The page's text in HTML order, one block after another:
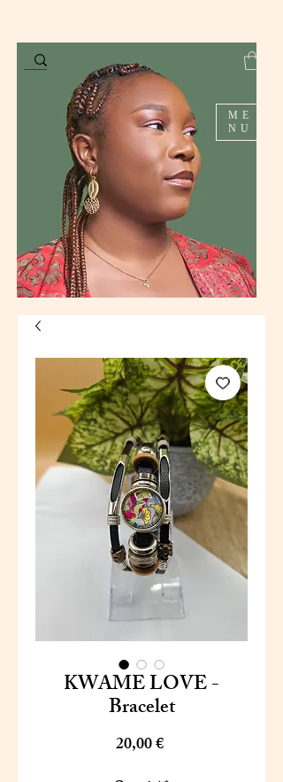
ME
NU
KWAME LOVE -
Bracelet
20,00 €Prix